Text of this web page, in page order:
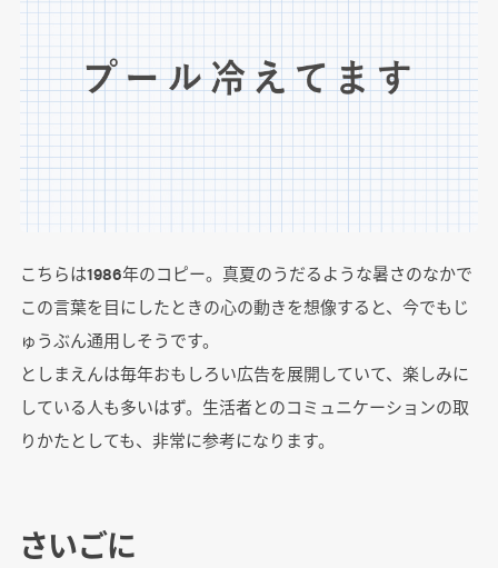
こちらは1986年のコピー。真夏のうだるような暑さのなかで
この言葉を目にしたときの心の動きを想像すると、今でもじ
ゅうぶん通用しそうです。
としまえんは毎年おもしろい広告を展開していて、楽しみに
している人も多いはず。生活者とのコミュニケーションの取
りかたとしても、非常に参考になります。
さいごに